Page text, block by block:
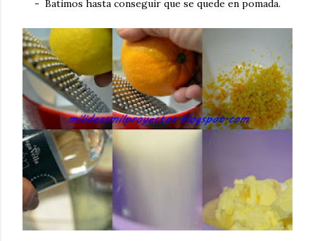
- Batimos hasta conseguir que se quede en pomada.